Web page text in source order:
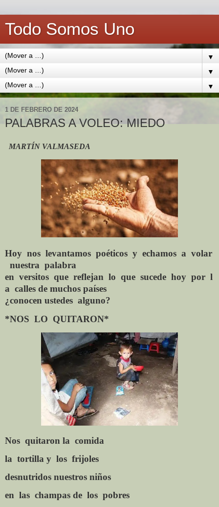
Todo Somos Uno
▼
▼
▼
1 DE FEBRERO DE 2024
PALABRAS A VOLEO: MIEDO
MARTÍN VALMASEDA
Hoy nos levantamos poéticos y echamos a volar
nuestra palabra
en versitos que reflejan lo que sucede hoy por l
a calles de muchos países
¿conocen ustedes alguno?
*NOS LO QUITARON*
Nos quitaron la comida
la tortilla y los frijoles
desnutridos nuestros niños
en las champas de los pobres